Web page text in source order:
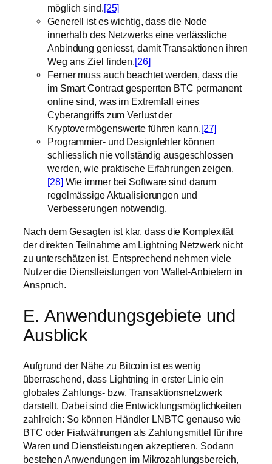
möglich sind.[25]
Generell ist es wichtig, dass die Node
innerhalb des Netzwerks eine verlässliche
Anbindung geniesst, damit Transaktionen ihren
Weg ans Ziel finden.[26]
Ferner muss auch beachtet werden, dass die
im Smart Contract gesperrten BTC permanent
online sind, was im Extremfall eines
Cyberangriffs zum Verlust der
Kryptovermögenswerte führen kann.[27]
Programmier- und Designfehler können
schliesslich nie vollständig ausgeschlossen
werden, wie praktische Erfahrungen zeigen.
[28]Wie immer bei Software sind darum
regelmässige Aktualisierungen und
Verbesserungen notwendig.
Nach dem Gesagten ist klar, dass die Komplexität
der direkten Teilnahme am Lightning Netzwerk nicht
zu unterschätzen ist. Entsprechend nehmen viele
Nutzer die Dienstleistungen von Wallet-Anbietern in
Anspruch.
E. Anwendungsgebiete und
Ausblick
Aufgrund der Nähe zu Bitcoin ist es wenig
überraschend, dass Lightning in erster Linie ein
globales Zahlungs- bzw. Transaktionsnetzwerk
darstellt. Dabei sind die Entwicklungsmöglichkeiten
zahlreich: So können Händler LNBTC genauso wie
BTC oder Fiatwährungen als Zahlungsmittel für ihre
Waren und Dienstleistungen akzeptieren. Sodann
bestehen Anwendungen im Mikrozahlungsbereich,